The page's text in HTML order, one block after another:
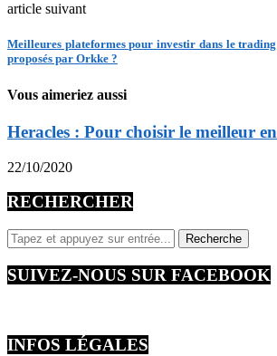
article suivant
Meilleures plateformes pour investir dans le trading
proposés par Orkke ?
Vous aimeriez aussi
Heracles : Pour choisir le meilleur
22/10/2020
RECHERCHER
SUIVEZ-NOUS SUR FACEBOOK
INFOS LÉGALES